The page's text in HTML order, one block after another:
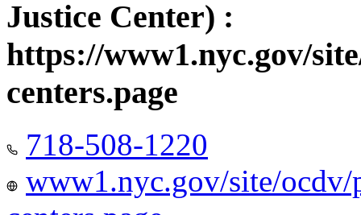
Justice Center) :
https://www1.nyc.gov/
centers.page
718-508-1220
www1.nyc.gov/site/